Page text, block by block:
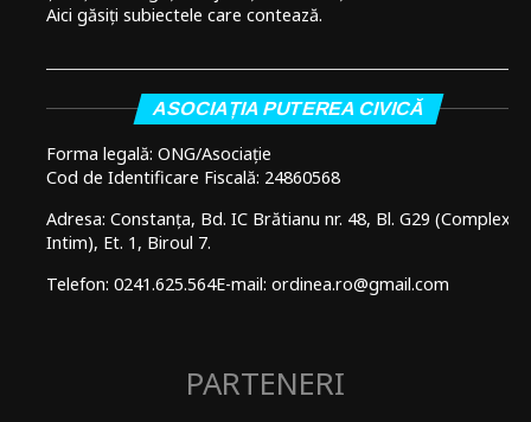
Aici găsiți subiectele care contează.
ASOCIAȚIA PUTEREA CIVICĂ
Forma legală: ONG/Asociație
Cod de Identificare Fiscală: 24860568
Adresa: Constanța, Bd. IC Brătianu nr. 48, Bl. G29 (Complex
Intim), Et. 1, Biroul 7.
Telefon: 0241.625.564E-mail: ordinea.ro@gmail.com
PARTENERI